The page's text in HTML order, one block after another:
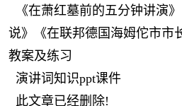
《在萧红墓前的五分钟讲演
说》《在联邦德国海姆佗市市
教案及练习
演讲词知识ppt课件
此文章已经删除!